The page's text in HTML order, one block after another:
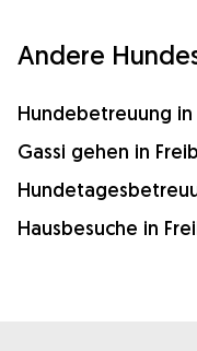
Andere
Hundebetreuung in
Gassi gehen in
Hausbesuche in